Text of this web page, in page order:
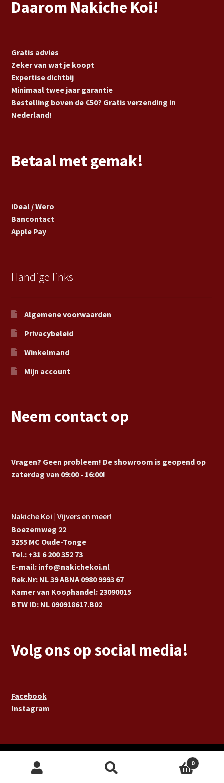
Daarom Nakiche Koi!
Gratis advies
Zeker van wat je koopt
Expertise dichtbij
Minimaal twee jaar garantie
Bestelling boven de €50? Gratis verzending in
Nederland!
Betaal met gemak!
iDeal / Wero
Bancontact
Apple Pay
Handige links
Algemene voorwaarden
Privacybeleid
Winkelmand
Mijn account
Neem contact op
Vragen? Geen probleem! De showroom is geopend op
zaterdag van 09:00 - 16:00!
Nakiche Koi | Vijvers en meer!
Boezemweg 22
3255 MC Oude-Tonge
Tel.: +31 6 200 352 73
E-mail: info@nakichekoi.nl
Rek.Nr: NL 39 ABNA 0980 9993 67
Kamer van Koophandel: 23090015
BTW ID: NL 090918617.B02
Volg ons op social media!
Facebook
Instagram
0
aria-label="Lees meer over de maker van
deze website, LOKAAL 0."